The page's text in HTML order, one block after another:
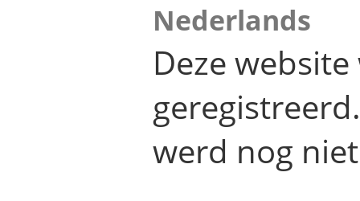
Nederlands
Deze
werd nog